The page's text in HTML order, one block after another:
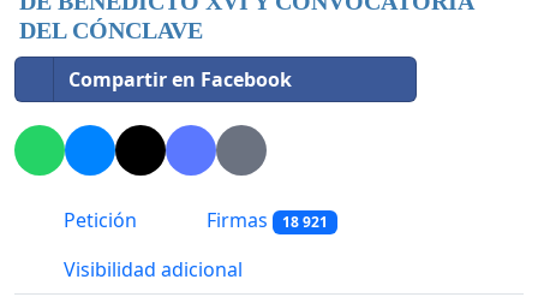
DEL CÓNCLAVE
Compartir en Facebook
Petición Firmas 18 921
Visibilidad adicional